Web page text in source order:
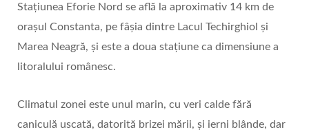
Stațiunea Eforie Nord se află la aproximativ 14 km de
orașul Constanta, pe fâșia dintre Lacul Techirghiol și
Marea Neagră, și este a doua stațiune ca dimensiune a
litoralului românesc.
Climatul zonei este unul marin, cu veri calde fără
caniculă uscată, datorită brizei mării, și ierni blânde, dar